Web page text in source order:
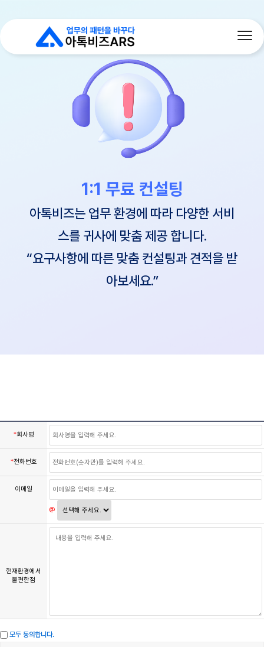
1:1 무료 컨설팅
아톡비즈는 업무 환경에 따라 다양한 서비
스를 귀사에 맞춤 제공 합니다.
“요구사항에 따른 맞춤 컨설팅과 견적을 받
아보세요.”
*회사명
*전화번호
이메일
@
현재환경에서
불편한점
모두 동의합니다.